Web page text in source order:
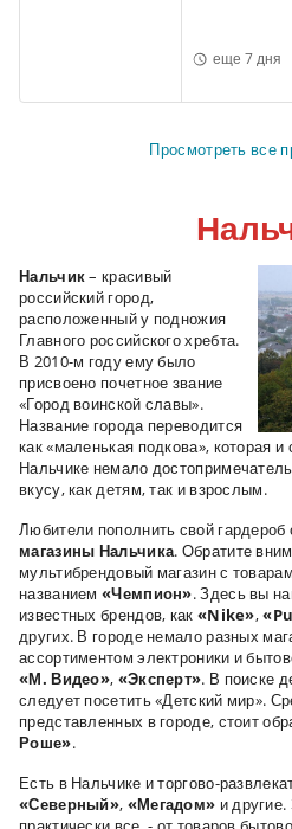
еще 7 дня
Просмотреть все
Нальчик– красивый
российский город,
расположенный у подножия
Главного российского хребта.
В 2010-м году ему было
присвоено почетное звание
«Город воинской славы».
Название города переводится
как «маленькая подкова», которая
Нальчике немало
вкусу, как детям, так и взрослым.
Любители пополнить свой
магазины Нальчика. Обратите
мультибрендовый магазин с
названием «Чемпион». Здесь вы
известных брендов, как «Nike»,«
других. В городе немало разных
ассортиментом электроники и
«М. Видео», «Эксперт». В поиске
следует посетить «Детский мир».
представленных в городе, стоит
Роше».
Есть в Нальчике и торгово-
«Северный», «Мегадом» и